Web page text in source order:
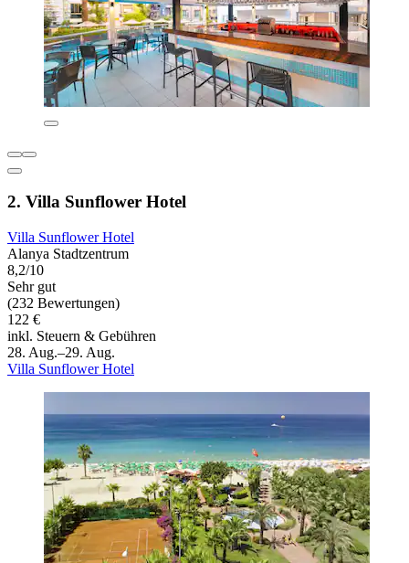
2. Villa Sunflower Hotel
Villa Sunflower Hotel
Alanya Stadtzentrum
8,2/10
Sehr gut
(232 Bewertungen)
122 €
inkl. Steuern & Gebühren
28. Aug.–29. Aug.
Villa Sunflower Hotel